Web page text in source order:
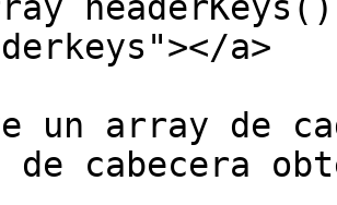
a>
un array de
de cabecera